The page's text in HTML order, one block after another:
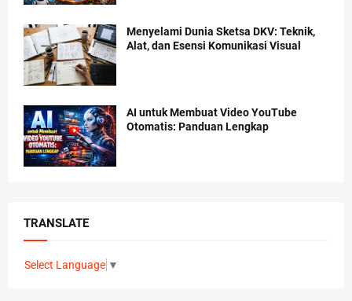
Menyelami Dunia Sketsa DKV: Teknik,
Alat, dan Esensi Komunikasi Visual
AI untuk Membuat Video YouTube
Otomatis: Panduan Lengkap
TRANSLATE
Select Language ▼